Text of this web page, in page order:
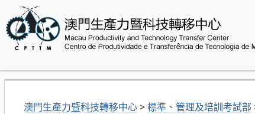
澳門生產力暨科技轉移中心>標準、管理及培訓考試部